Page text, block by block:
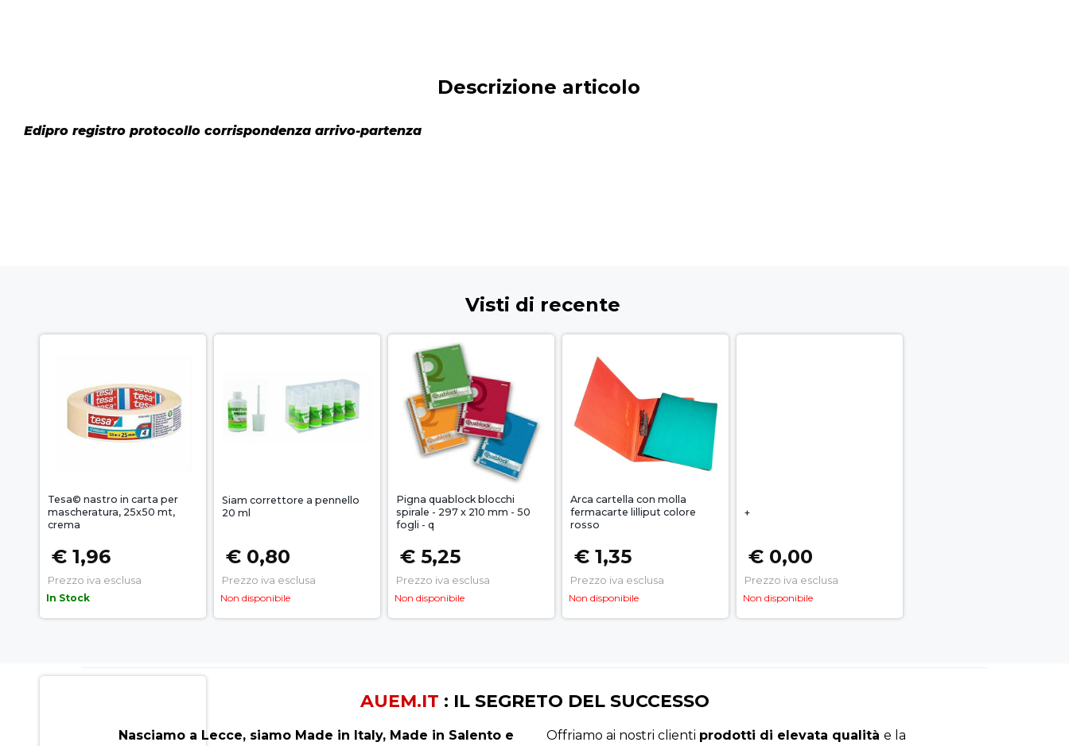
Descrizione articolo
Edipro registro protocollo corrispondenza arrivo-partenza
Visti di recente
Tesa© nastro in carta per
mascheratura, 25x50 mt,
crema
€ 1,96
Prezzo iva esclusa
In Stock
Siam correttore a pennello
20 ml
€ 0,80
Prezzo iva esclusa
Non disponibile
Pigna quablock blocchi
spirale - 297 x 210 mm - 50
fogli - q
€ 5,25
Prezzo iva esclusa
Non disponibile
Arca cartella con molla
fermacarte lilliput colore
rosso
€ 1,35
Prezzo iva esclusa
Non disponibile
+
€ 0,00
Prezzo iva esclusa
Non disponibile
AUEM.IT : IL SEGRETO DEL SUCCESSO
Nasciamo a Lecce, siamo Made in Italy, Made in Salento e
Offriamo ai nostri clienti prodotti di elevata qualità e la